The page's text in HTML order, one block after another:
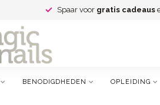
Spaar voor gratis cadeaus
BENODIGDHEDEN OPLEIDING